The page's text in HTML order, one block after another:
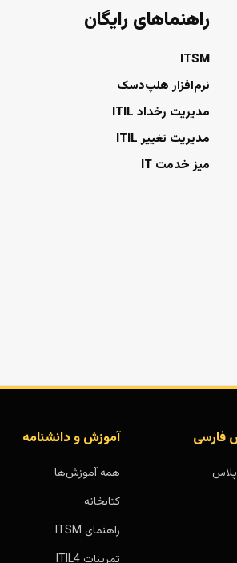
راهنماهای رایگان
ITSM
نرم‌افزار هلپ‌دسک
مدیریت رخداد ITIL
مدیریت تغییر ITIL
میز خدمت IT
فارسی آموزش و دانشنامه
همه آموزش‌ها
کتابخانه
راهنمای ITSM